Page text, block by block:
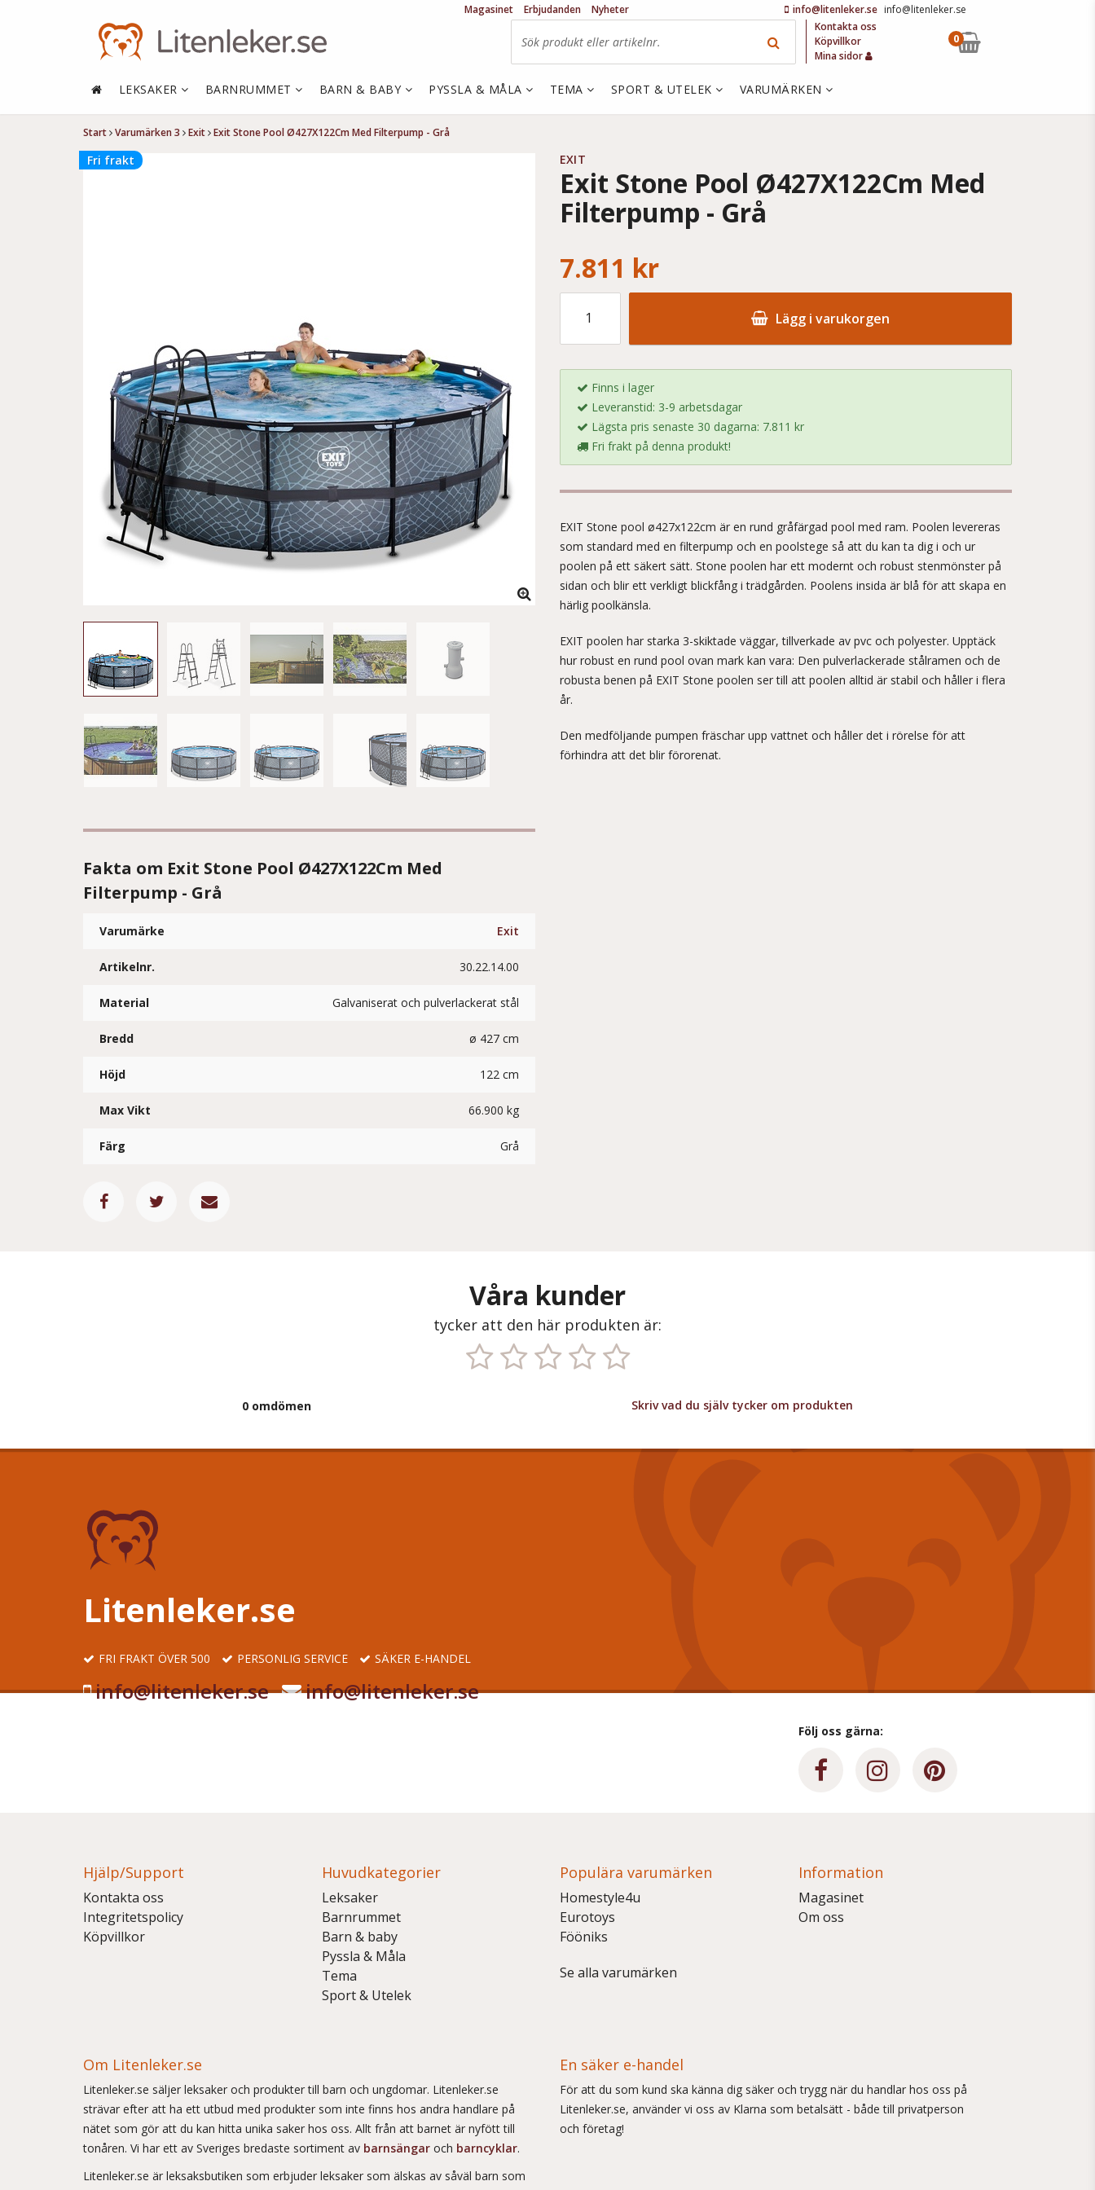
Start Varumärken 3 Exit Exit Stone Pool Ø427X122Cm Med Filterpump - Grå
Fri frakt
Fakta om Exit Stone Pool Ø427X122Cm Med
Filterpump - Grå
Varumärke Exit
Artikelnr. 30.22.14.00
Material Galvaniserat och pulverlackerat stål
Bredd ø 427 cm
Höjd 122 cm
Max Vikt 66.900 kg
Färg Grå
EXIT
Exit Stone Pool Ø427X122Cm Med
Filterpump - Grå
7.811 kr
Lägg i varukorgen
Finns i lager
Leveranstid: 3-9 arbetsdagar
Lägsta pris senaste 30 dagarna: 7.811 kr
Fri frakt på denna produkt!
EXIT Stone pool ø427x122cm är en rund gråfärgad pool med ram. Poolen levereras
som standard med en filterpump och en poolstege så att du kan ta dig i och ur
poolen på ett säkert sätt. Stone poolen har ett modernt och robust stenmönster på
sidan och blir ett verkligt blickfång i trädgården. Poolens insida är blå för att skapa en
härlig poolkänsla.
EXIT poolen har starka 3-skiktade väggar, tillverkade av pvc och polyester. Upptäck
hur robust en rund pool ovan mark kan vara: Den pulverlackerade stålramen och de
robusta benen på EXIT Stone poolen ser till att poolen alltid är stabil och håller i flera
år.
Den medföljande pumpen fräschar upp vattnet och håller det i rörelse för att
förhindra att det blir förorenat.
Våra kunder
tycker att den här produkten är:
0 omdömen Skriv vad du själv tycker om produkten
Litenleker.se
FRI FRAKT ÖVER 500 PERSONLIG SERVICE SÄKER E-HANDEL
info@litenleker.se info@litenleker.se
Följ oss gärna:
Hjälp/Support
Kontakta oss
Integritetspolicy
Köpvillkor
Huvudkategorier
Leksaker
Barnrummet
Barn & baby
Pyssla & Måla
Tema
Sport & Utelek
Populära varumärken
Homestyle4u
Eurotoys
Fööniks
Se alla varumärken
Information
Magasinet
Om oss
Om Litenleker.se
Litenleker.se säljer leksaker och produkter till barn och ungdomar. Litenleker.se
strävar efter att ha ett utbud med produkter som inte finns hos andra handlare på
nätet som gör att du kan hitta unika saker hos oss. Allt från att barnet är nyfött till
tonåren. Vi har ett av Sveriges bredaste sortiment av barnsängar och barncyklar.
Litenleker.se är leksaksbutiken som erbjuder leksaker som älskas av såväl barn som
En säker e-handel
För att du som kund ska känna dig säker och trygg när du handlar hos oss på
Litenleker.se, använder vi oss av Klarna som betalsätt - både till privatperson
och företag!
info@litenleker.se info@litenleker.se
Magasinet Erbjudanden
Nyheter
Kontakta oss
Köpvillkor
Mina sidor
0
LEKSAKER BARNRUMMET BARN & BABY PYSSLA & MÅLA TEMA SPORT & UTELEK VARUMÄRKEN